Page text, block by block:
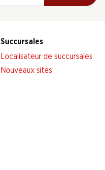
Succursales
Localisateur de succursales
Nouveaux sites